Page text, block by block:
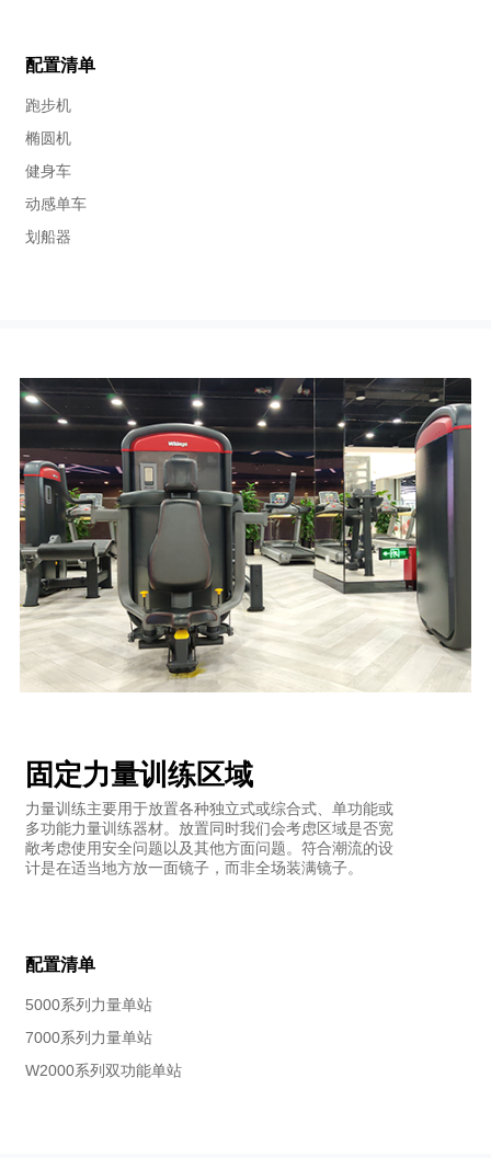
配置清单
跑步机
椭圆机
健身车
动感单车
划船器
固定力量训练区域
力量训练主要用于放置各种独立式或综合式、单功能或
多功能力量训练器材。放置同时我们会考虑区域是否宽
敞考虑使用安全问题以及其他方面问题。符合潮流的设
计是在适当地方放一面镜子，而非全场装满镜子。
配置清单
5000系列力量单站
7000系列力量单站
W2000系列双功能单站